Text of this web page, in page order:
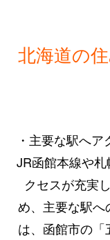
北海道の
・主要な駅へア
JR函館本線や
クセスが充実
め、主要な駅へ
は、函館市の